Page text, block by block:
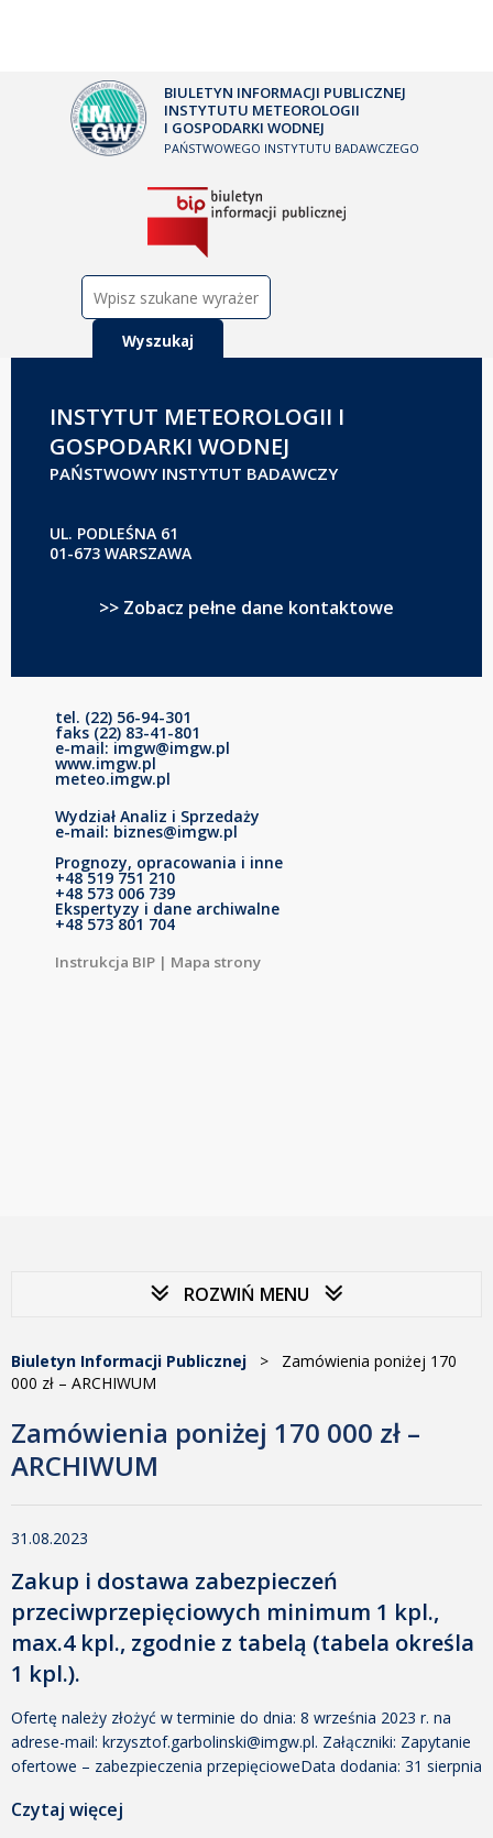
BIULETYN INFORMACJI PUBLICZNEJ
INSTYTUTU METEOROLOGII
I GOSPODARKI WODNEJ
PAŃSTWOWEGO INSTYTUTU BADAWCZEGO
INSTYTUT METEOROLOGII I
GOSPODARKI WODNEJ
PAŃSTWOWY INSTYTUT BADAWCZY
UL. PODLEŚNA 61
01-673 WARSZAWA
>> Zobacz pełne dane kontaktowe
tel. (22) 56-94-301
faks (22) 83-41-801
e-mail: imgw@imgw.pl
www.imgw.pl
meteo.imgw.pl
Wydział Analiz i Sprzedaży
e-mail: biznes@imgw.pl
Prognozy, opracowania i inne
+48 519 751 210
+48 573 006 739
Ekspertyzy i dane archiwalne
+48 573 801 704
Instrukcja BIP | Mapa strony
ROZWIŃ MENU
Biuletyn Informacji Publicznej > Zamówienia poniżej 170
000 zł – ARCHIWUM
Zamówienia poniżej 170 000 zł –
ARCHIWUM
31.08.2023
Zakup i dostawa zabezpieczeń
przeciwprzepięciowych minimum 1 kpl.,
max.4 kpl., zgodnie z tabelą (tabela określa
1 kpl.).
Ofertę należy złożyć w terminie do dnia: 8 września 2023 r. na
adrese-mail: krzysztof.garbolinski@imgw.pl. Załączniki: Zapytanie
ofertowe – zabezpieczenia przepięcioweData dodania: 31 sierpnia
KB Pobrano: 480 Załącznik nr 1 Formularz ofertowyData dodania:
Czytaj więcej